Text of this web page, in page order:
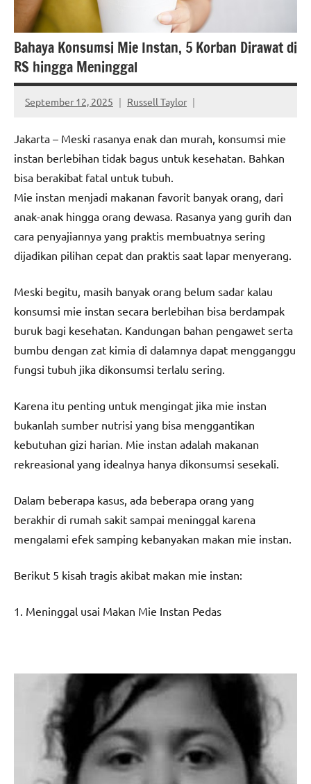
Bahaya Konsumsi Mie Instan, 5 Korban Dirawat di
RS hingga Meninggal
September 12, 2025 Russell Taylor
Jakarta – Meski rasanya enak dan murah, konsumsi mie
instan berlebihan tidak bagus untuk kesehatan. Bahkan
bisa berakibat fatal untuk tubuh.
Mie instan menjadi makanan favorit banyak orang, dari
anak-anak hingga orang dewasa. Rasanya yang gurih dan
cara penyajiannya yang praktis membuatnya sering
dijadikan pilihan cepat dan praktis saat lapar menyerang.
Meski begitu, masih banyak orang belum sadar kalau
konsumsi mie instan secara berlebihan bisa berdampak
buruk bagi kesehatan. Kandungan bahan pengawet serta
bumbu dengan zat kimia di dalamnya dapat mengganggu
fungsi tubuh jika dikonsumsi terlalu sering.
Karena itu penting untuk mengingat jika mie instan
bukanlah sumber nutrisi yang bisa menggantikan
kebutuhan gizi harian. Mie instan adalah makanan
rekreasional yang idealnya hanya dikonsumsi sesekali.
Dalam beberapa kasus, ada beberapa orang yang
berakhir di rumah sakit sampai meninggal karena
mengalami efek samping kebanyakan makan mie instan.
Berikut 5 kisah tragis akibat makan mie instan:
1. Meninggal usai Makan Mie Instan Pedas